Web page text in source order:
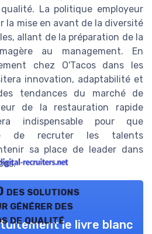
La politique employeur
la mise en avant de la diversité
allant de la préparation de la
au management. En
chez O'Tacos dans les
innovation, adaptabilité et
tendances du marché de
de la restauration rapide
indispensable pour que
de recruter les talents
sa place de leader dans
des solutions
générer des
de qualitéle livre blanc